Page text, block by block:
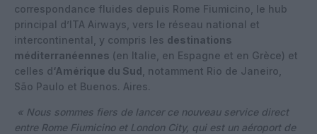
correspondance fluides depuis Rome Fiumicino, le hub
principal d’ITA Airways, vers le réseau national et
intercontinental, y compris les destinations
méditerranéennes (en Italie, en Espagne et en Grèce) et
celles d‘Amérique du Sud , notamment Rio de Janeiro,
São Paulo et Buenos. Aires.
« Nous sommes fiers de lancer ce nouveau service direct
entre Rome Fiumicino et London City, qui est un aéroport de